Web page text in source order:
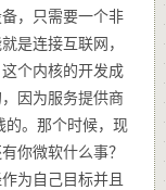
，只需要一个非
是连接互联网，
个内核的开发成
因为服务提供商
的。那个时候，现
你微软什么事？
为自己目标并且